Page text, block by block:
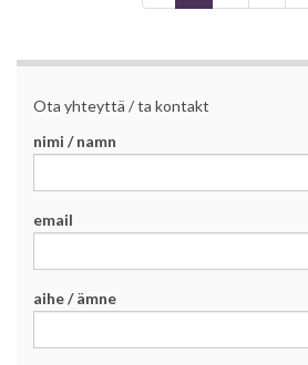
Ota yhteyttä / ta kontakt
nimi / namn
email
aihe / ämne